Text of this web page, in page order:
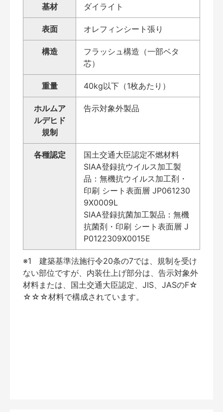
基材 ダイライト
表面 オレフィンシート張り
構造
フラッシュ構造（一部ベタ
芯）
重量 40kg以下（1枚あたり）
ホルムア
ルデヒド
規制
告示対象外製品
各種認定
国土交通大臣認定不燃材料
SIAA登録抗ウイルス加工製
品：無機抗ウイルス加工剤・
印刷 シート表面層 JP061230
9X0009L
SIAA登録抗菌加工製品：無機
抗菌剤・印刷 シート表面層 J
P0122309X0015E
※1 建築基準法施行令20条の7では、規制を受け
ない部位ですが、内装仕上げ部分は、告示対象外
材料または、国土交通大臣認定、JIS、JASのF☆
☆☆☆材料で構成されています。